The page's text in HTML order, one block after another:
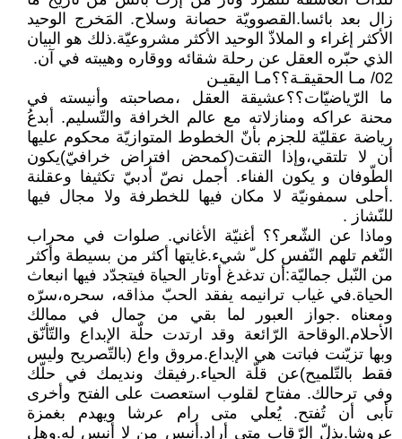
زال بعد بائسا.القصوويّة حصانة وسلاح. المَخرج الوحيد
الأكثر إغراء و الملاذّ الوحيد الأكثر مشروعيّة.ذلك هو البيان
الذي حبّره العقل عن رحلة شقائه ووقاره وهيبته في آن.
02/ مـا الحقيقـة؟؟مـا اليقيـن
ما الرّياضيّات؟؟عشيقة العقل ،مصاحبته وأنيسته في
محنة عراكه ومنازلاته مع عالم الخرافة والتّسليم. أبدعُ
رياضة عقليّة للجزم بأنّ الخطوط المتوازيّة محكوم عليها
أن لا تلتقي،وإذا التقت(كمحض افتراض خرافيّ)يكون
الطّوفان و يكون الفناء. أجمل نصّ أدبيّ تكثيفا وعقلنة
.أحلى سمفونيّة لا مكان فيها للخطرفة ولا مجال فيها
للنّشاز .
وماذا عن الشّعر؟؟ أغنيّة الأغاني. صلوات في محراب
النّغم تلهم النّفس كل ّ شيء.غايتها أكثر من بسيطة وأكثر
من النّبل جماليّة:أن تدغدغ أوتار الحياة فيتجدّد فيها انبعاث
الحياة.في غياب ترانيمه يفقد الحبّ مذاقه، سحره،سرّه
ومعناه .جواز العبور لما بقي من جمال في ممالك
الأحلام.الوقاحة الرّائعة وقد ارتدت حلّة الإبداع والتّأنّق
وبها تزيّنت فباتت هي الإبداع.مروق واع (بالتّصريح وليس
فقط بالتّلميح)عن قلّة الحياء.رفيقك ونديمك في حلّك
وفي ترحالك. مفتاح لقلوب استعصت على الفتح وأخرى
تأبى أن تُفتح. يُعلي متى رام عرشا ويهدم بغمزة
عروشا.يذلّ الرّقاب متى أراد.أنيس من لا أنيس له.وهل